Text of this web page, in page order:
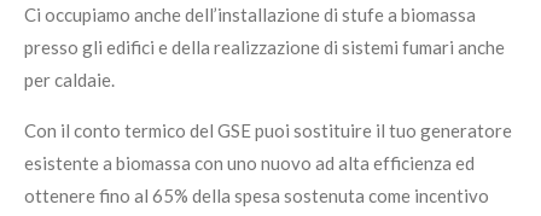
Ci occupiamo anche dell’installazione di stufe a biomassa
presso gli edifici e della realizzazione di sistemi fumari anche
per caldaie.
Con il conto termico del GSE puoi sostituire il tuo generatore
esistente a biomassa con uno nuovo ad alta efficienza ed
ottenere fino al 65% della spesa sostenuta come incentivo